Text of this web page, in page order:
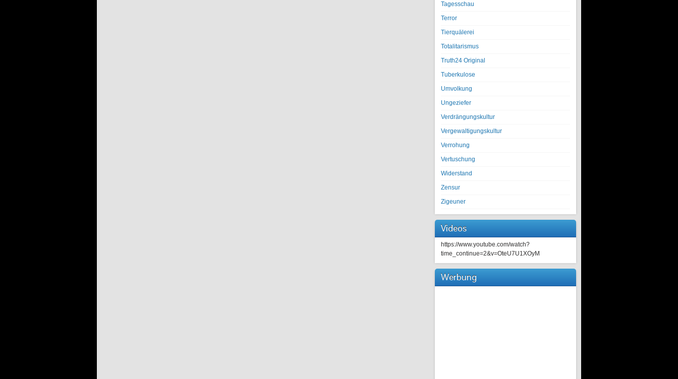
Tagesschau
Terror
Tierquälerei
Totalitarismus
Truth24 Original
Tuberkulose
Umvolkung
Ungeziefer
Verdrängungskultur
Vergewaltigungskultur
Verrohung
Vertuschung
Widerstand
Zensur
Zigeuner
Videos
https://www.youtube.com/watch?
time_continue=2&v=OteU7U1XOyM
Werbung